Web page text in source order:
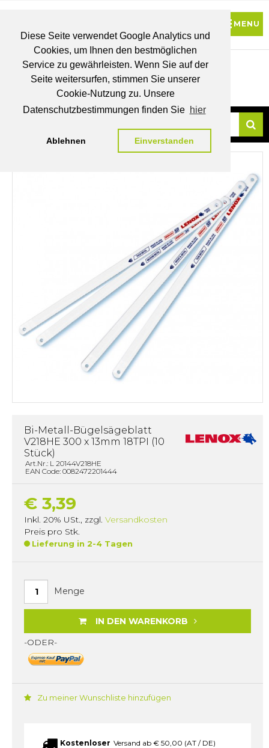
Diese Seite verwendet Google Analytics und
Cookies, um Ihnen den bestmöglichen
Service zu gewährleisten. Wenn Sie auf der
Seite weitersurfen, stimmen Sie unserer
Cookie-Nutzung zu. Unsere
Datenschutzbestimmungen finden Sie hier
Ablehnen Einverstanden
BRUTTO
PREISE
MEIN
WUNSCHLISTE
Bi-Metall-Bügelsägeblatt
V218HE 300 x 13mm 18TPI (10
Stück)
Art.Nr.: L 20144V218HE
EAN Code: 0082472201444
€ 3,39
Inkl. 20% USt., zzgl. Versandkosten
Preis pro Stk.
Lieferung in 2-4 Tagen
Menge
IN DEN WARENKORB
-ODER-
Zu meiner Wunschliste hinzufügen
Kostenloser Versand ab € 50,00 (AT / DE)